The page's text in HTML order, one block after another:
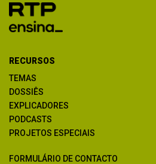
RECURSOS
TEMAS
DOSSIÊS
EXPLICADORES
PODCASTS
PROJETOS ESPECIAIS
FORMULÁRIO DE CONTACTO